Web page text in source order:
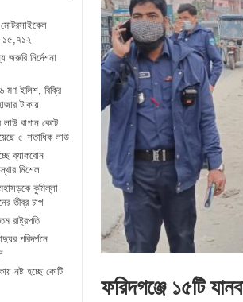
ফরিদগঞ্জে ১৫টি
১৫,৭১২
জরুরি নির্দেশনা
ইলিশ, বিক্রি
টাকায়
বাগান কেটে
৫ শতাধিক লাউ
ব্যাকবোন
মিশেল
কুমিল্লা
তীব্র চাপ
রাষ্ট্রপতি
পরিদর্শনে
নষ্ট হচ্ছে কোটি